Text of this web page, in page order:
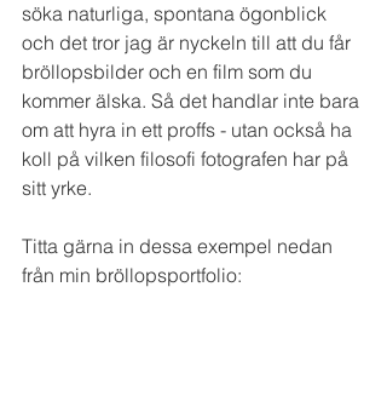
söka naturliga, spontana ögonblick
och det tror jag är nyckeln till att du får
bröllopsbilder och en film som du
kommer älska. Så det handlar inte bara
om att hyra in ett proffs - utan också ha
koll på vilken filosofi fotografen har på
sitt yrke.
Titta gärna in dessa exempel nedan
från min bröllopsportfolio: